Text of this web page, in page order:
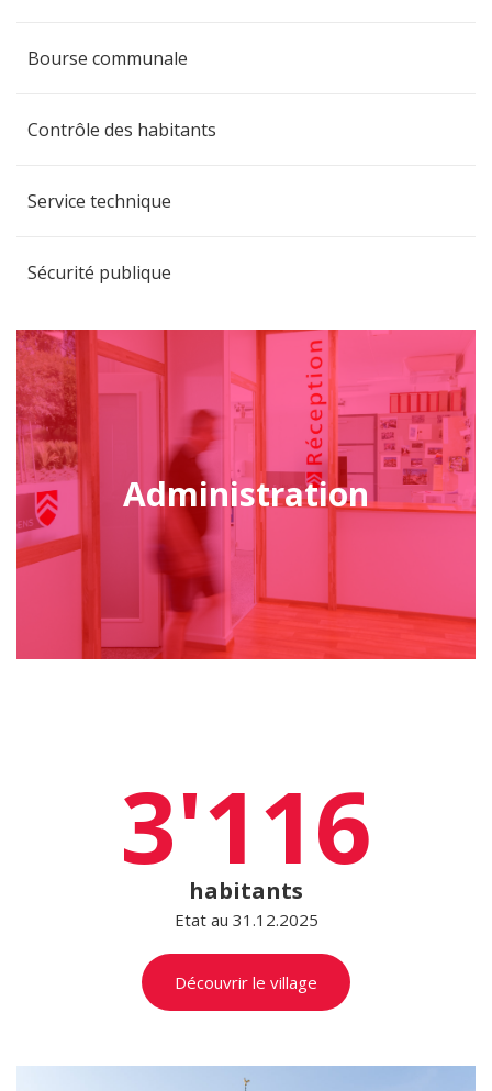
Bourse communale
Contrôle des habitants
Service technique
Sécurité publique
Administration
3'116
habitants
Etat au 31.12.2025
Découvrir le village